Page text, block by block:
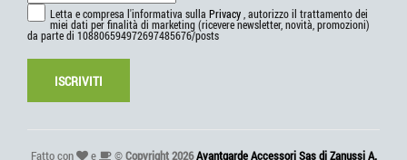
Letta e compresa l'informativa sulla Privacy , autorizzo il trattamento dei
miei dati per finalità di marketing (ricevere newsletter, novità, promozioni)
da parte di 108806594972697485676/posts
ISCRIVITI
Fatto con e ©Copyright 2026Avantgarde Accessori Sas di Zanussi A.